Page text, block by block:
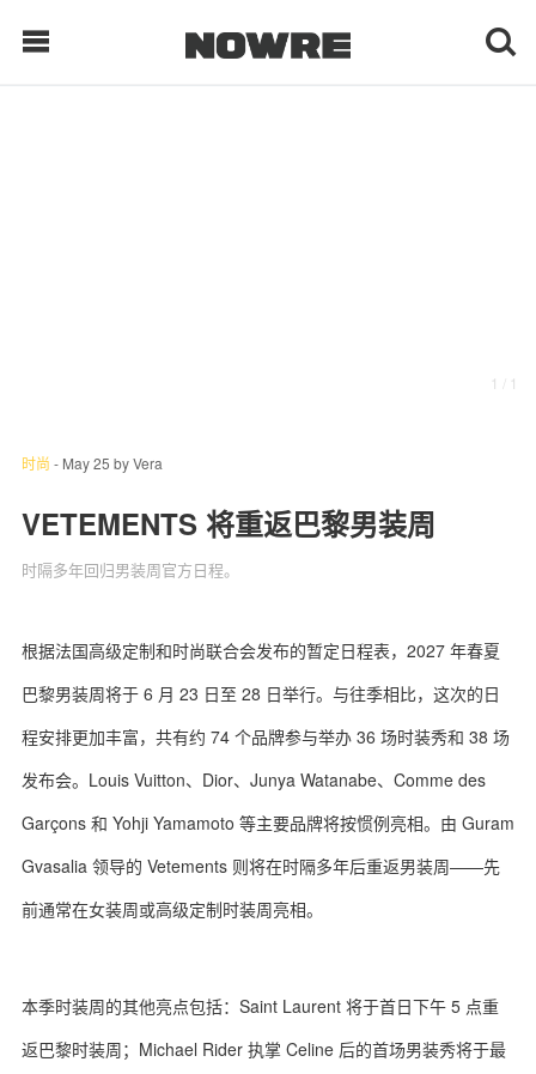
科 技
关于我们 联系我们
1 / 1
时尚 - May 25 byVera
VETEMENTS 将重返巴黎男装周
时隔多年回归男装周官方日程。
根据法国高级定制和时尚联合会‌发布的暂定日程表，2027 年春夏
巴黎男装周将于 6 月 23 日至 28 日举行。与往季相比，这次的日
程安排更加丰富，共有约 74 个品牌参与举办 36 场时装秀和 38 场
发布会。Louis Vuitton、Dior、Junya Watanabe、Comme des
Garçons 和 Yohji Yamamoto 等主要品牌将按惯例亮相。由 Guram
Gvasalia 领导的 Vetements 则将在时隔多年后重返男装周——先
前通常在女装周或高级定制时装周亮相。
本季时装周的其他亮点包括：Saint Laurent 将于首日下午 5 点重
返巴黎时装周；Michael Rider 执掌 Celine 后的首场男装秀将于最